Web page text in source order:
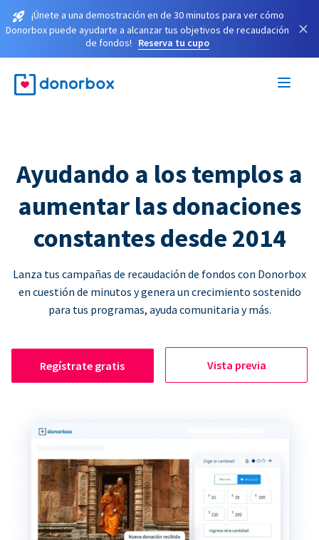
¡Únete a una demostración en de 30 minutos para ver cómo
Donorbox puede ayudarte a alcanzar tus objetivos de recaudación
de fondos!
Reserva tu cupo
×
Ayudando a los templos a
aumentar las donaciones
constantes desde 2014
Lanza tus campañas de recaudación de fondos con Donorbox
en cuestión de minutos y genera un crecimiento sostenido
para tus programas, ayuda comunitaria y más.
Regístrate gratis Vista previa